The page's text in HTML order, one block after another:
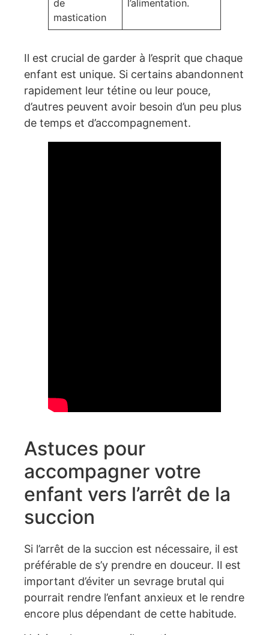
de
mastication
l’alimentation.
Il est crucial de garder à l’esprit que chaque
enfant est unique. Si certains abandonnent
rapidement leur tétine ou leur pouce,
d’autres peuvent avoir besoin d’un peu plus
de temps et d’accompagnement.
Astuces pour
accompagner votre
enfant vers l’arrêt de la
succion
Si l’arrêt de la succion est nécessaire, il est
préférable de s’y prendre en douceur. Il est
important d’éviter un sevrage brutal qui
pourrait rendre l’enfant anxieux et le rendre
encore plus dépendant de cette habitude.